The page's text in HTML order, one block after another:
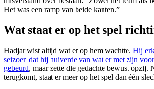
Het was een ramp van beide kanten.”
Wat staat er op het spel
Hadjar wist altijd wat er op hem wachtte. Hij
seizoen dat hij huiverde van wat er met zijn
gebeurd, maar zette die gedachte bewust opzij.
terugkomt, staat er meer op het spel dan één